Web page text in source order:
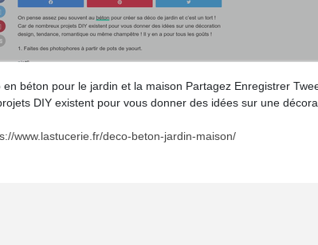
béton pour le jardin et la maison Partagez Enregistrer
DIY existent pour vous donner des idées sur une
www.lastucerie.fr/deco-beton-jardin-maison/